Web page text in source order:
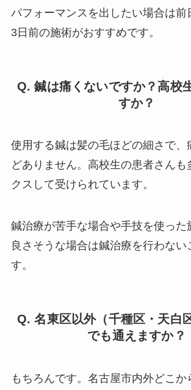
パフォーマンスを出したい場合は前
3日前の施術がおすすめです。
Q. 鍼は痛くないですか？高校
すか？
使用する鍼は髪の毛ほどの細さで、
どありません。高校生の患者さんも
クスして受けられています。
鍼治療が苦手な場合や手技を使った
良さそうな場合は鍼治療を行わない
す。
Q. 名東区以外（千種区・天白
でも通えますか？
もちろんです。名古屋市内外どこか